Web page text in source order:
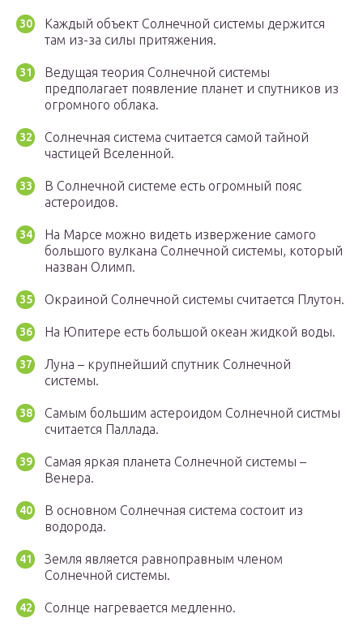
Каждый объект Солнечной системы держится
там из-за силы притяжения.
Ведущая теория Солнечной системы
предполагает появление планет и спутников из
огромного облака.
Солнечная система считается самой тайной
частицей Вселенной.
В Солнечной системе есть огромный пояс
астероидов.
На Марсе можно видеть извержение самого
большого вулкана Солнечной системы, который
назван Олимп.
Окраиной Солнечной системы считается Плутон.
На Юпитере есть большой океан жидкой воды.
Луна – крупнейший спутник Солнечной
системы.
Самым большим астероидом Солнечной систмы
считается Паллада.
Самая яркая планета Солнечной системы –
Венера.
В основном Солнечная система состоит из
водорода.
Земля является равноправным членом
Солнечной системы.
Солнце нагревается медленно.